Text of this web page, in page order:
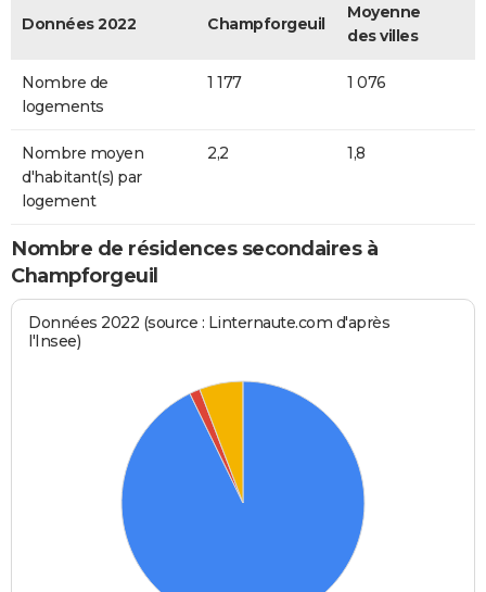
Données 2022 Champforgeuil
Moyenne
des villes
Nombre de
logements
1 177 1 076
Nombre moyen
d'habitant(s) par
logement
2,2 1,8
Nombre de résidences secondaires à
Champforgeuil
Données 2022 (source : Linternaute.com d'après
l'Insee)